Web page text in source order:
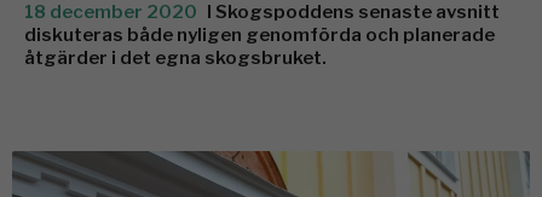
18 december 2020 I Skogspoddens senaste avsnitt
diskuteras både nyligen genomförda och planerade
åtgärder i det egna skogsbruket.